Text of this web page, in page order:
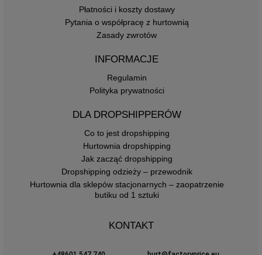
Płatności i koszty dostawy
Pytania o współpracę z hurtownią
Zasady zwrotów
INFORMACJE
Regulamin
Polityka prywatności
DLA DROPSHIPPERÓW
Co to jest dropshipping
Hurtownia dropshipping
Jak zacząć dropshipping
Dropshipping odzieży – przewodnik
Hurtownia dla sklepów stacjonarnych – zaopatrzenie
butiku od 1 sztuki
KONTAKT